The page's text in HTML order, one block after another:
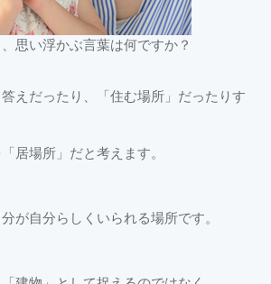
思い浮かぶ言葉は何ですか？
えだったり、「住む場所」だったりす
居場所」だと考えます。
が自分らしくいられる場所です。